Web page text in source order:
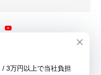
法に基づく表記